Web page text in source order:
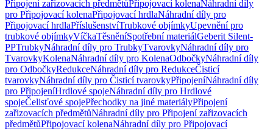
Připojení zařizovacích předmětůPřipojovací kolenaNáhradní díly
pro Připojovací kolenaPřipojovací hrdlaNáhradní díly pro
Připojovací hrdlaPříslušenstvíTrubkové objímkyUpevnění pro
trubkové objímkyVíčkaTěsněníSpotřební materiálGeberit Silent-
PPTrubkyNáhradní díly pro TrubkyTvarovkyNáhradní díly pro
TvarovkyKolenaNáhradní díly pro KolenaOdbočkyNáhradní díly
pro OdbočkyRedukceNáhradní díly pro RedukceČisticí
tvarovkyNáhradní díly pro Čisticí tvarovkyPřipojeníNáhradní díly
pro PřipojeníHrdlové spojeNáhradní díly pro Hrdlové
spojeČelisťové spojePřechodky na jiné materiályPřipojení
zařizovacích předmětůNáhradní díly pro Připojení zařizovacích
předmětůPřipojovací kolenaNáhradní díly pro Připojovací